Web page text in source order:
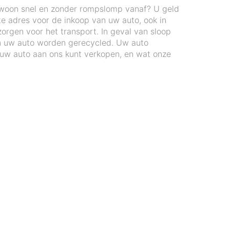
snel en zonder rompslomp vanaf? U geld
adres voor de inkoop van uw auto, ook in
voor het transport. In geval van sloop
auto worden gerecycled. Uw auto
auto aan ons kunt verkopen, en wat onze